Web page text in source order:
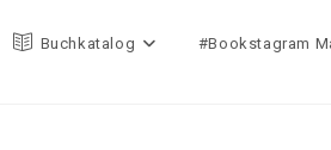
Buchkatalog #Bookstagram